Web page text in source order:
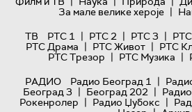
За мале велике хероје |
ТВ
РТС 1 | РТС 2 | РТС 3 |
РТС Драма | РТС Живот | РТС
РТС Трезор | РТС Музика |
РАДИО
Радио Београд 1 |
Београд 3 | Београд 202 |
Рокенролер | Радио Џубокс |